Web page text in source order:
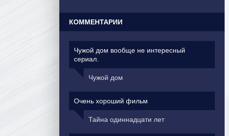
КОММЕНТАРИИ
Чужой дом вообще не интересный
сериал.
Чужой дом
Очень хороший фильм
Тайна одиннадцати лет